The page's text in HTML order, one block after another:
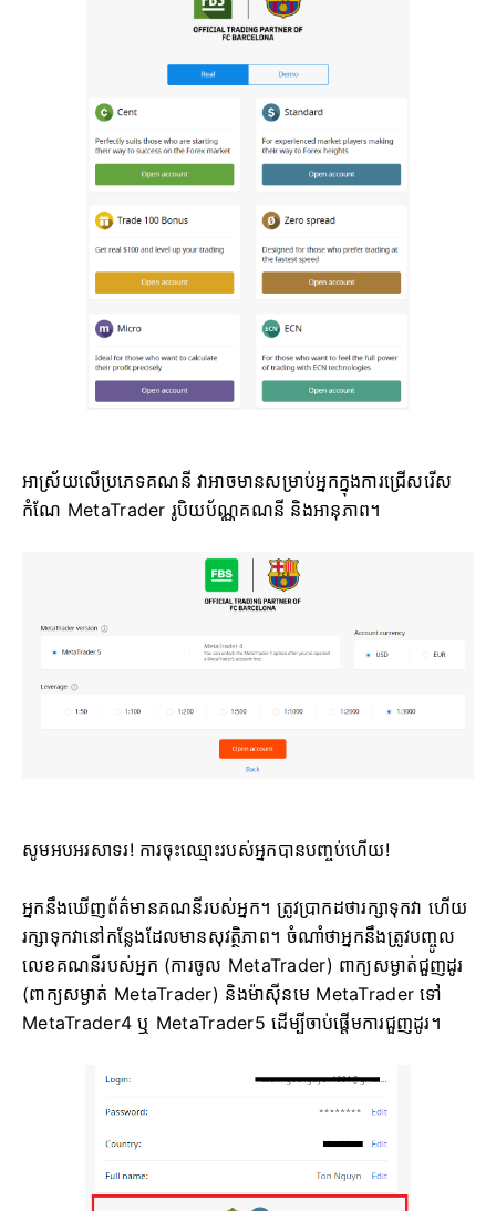
អាស្រ័យលើប្រភេទគណនី វាអាចមានសម្រាប់អ្នកក្នុងការជ្រើសរើស
កំណែ MetaTrader រូបិយប័ណ្ណគណនី និងអានុភាព។
សូមអបអរសាទរ! ការចុះឈ្មោះរបស់អ្នកបានបញ្ចប់ហើយ!
អ្នកនឹងឃើញព័ត៌មានគណនីរបស់អ្នក។ ត្រូវប្រាកដថារក្សាទុកវា ហើយ
រក្សាទុកវានៅកន្លែងដែលមានសុវត្ថិភាព។ ចំណាំថាអ្នកនឹងត្រូវបញ្ចូល
លេខគណនីរបស់អ្នក (ការចូល MetaTrader) ពាក្យសម្ងាត់ជួញដូរ
(ពាក្យសម្ងាត់ MetaTrader) និងម៉ាស៊ីនមេ MetaTrader ទៅ
MetaTrader4 ឬ MetaTrader5 ដើម្បីចាប់ផ្តើមការជួញដូរ។